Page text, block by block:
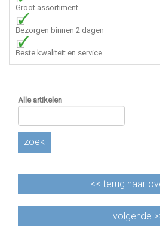
Groot assortiment
Bezorgen binnen 2 dagen
Beste kwaliteit en service
Alle artikelen
zoek
<< terug naar
volgende